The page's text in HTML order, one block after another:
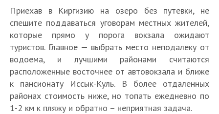
Приехав в Киргизию на озеро без путевки, не
спешите поддаваться уговорам местных жителей,
которые прямо у порога вокзала ожидают
туристов. Главное — выбрать место неподалеку от
водоема, и лучшими районами считаются
расположенные восточнее от автовокзала и ближе
к пансионату Иссык-Куль. В более отдаленных
районах стоимость ниже, но топать ежедневно по
1-2 км к пляжу и обратно – неприятная задача.